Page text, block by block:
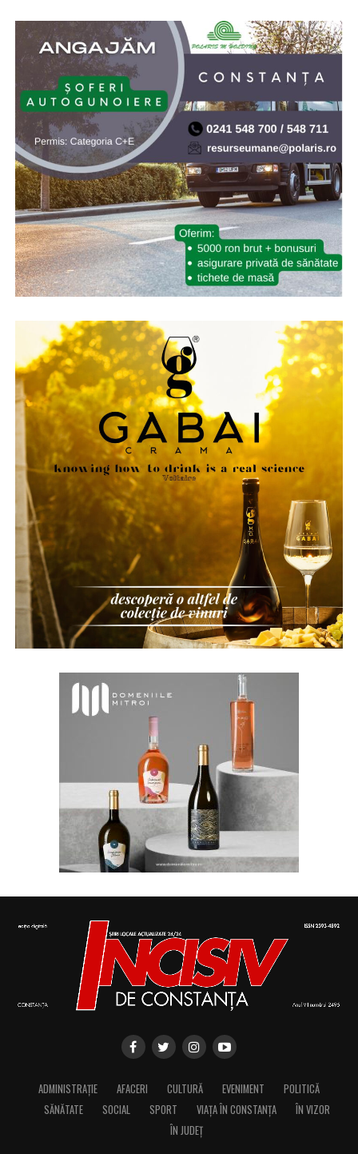
ADMINISTRAȚIE AFACERI CULTURĂ EVENIMENT
POLITICĂ
SĂNĂTATE
SOCIAL SPORT VIAȚA ÎN CONSTANȚA
ÎN VIZOR
ÎN JUDEȚ